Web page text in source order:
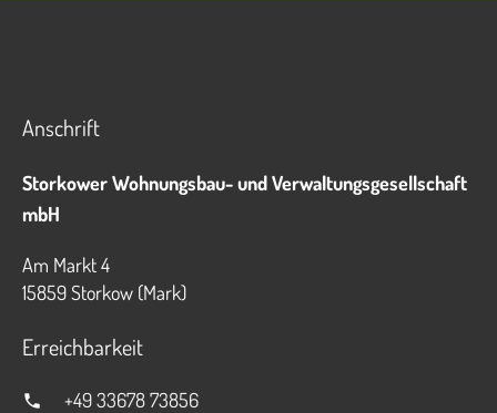
Anschrift
Storkower Wohnungsbau- und Verwaltungsgesellschaft
mbH
Am Markt 4
15859 Storkow (Mark)
Erreichbarkeit
+49 33678 73856